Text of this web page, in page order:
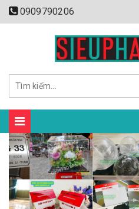
0909790206